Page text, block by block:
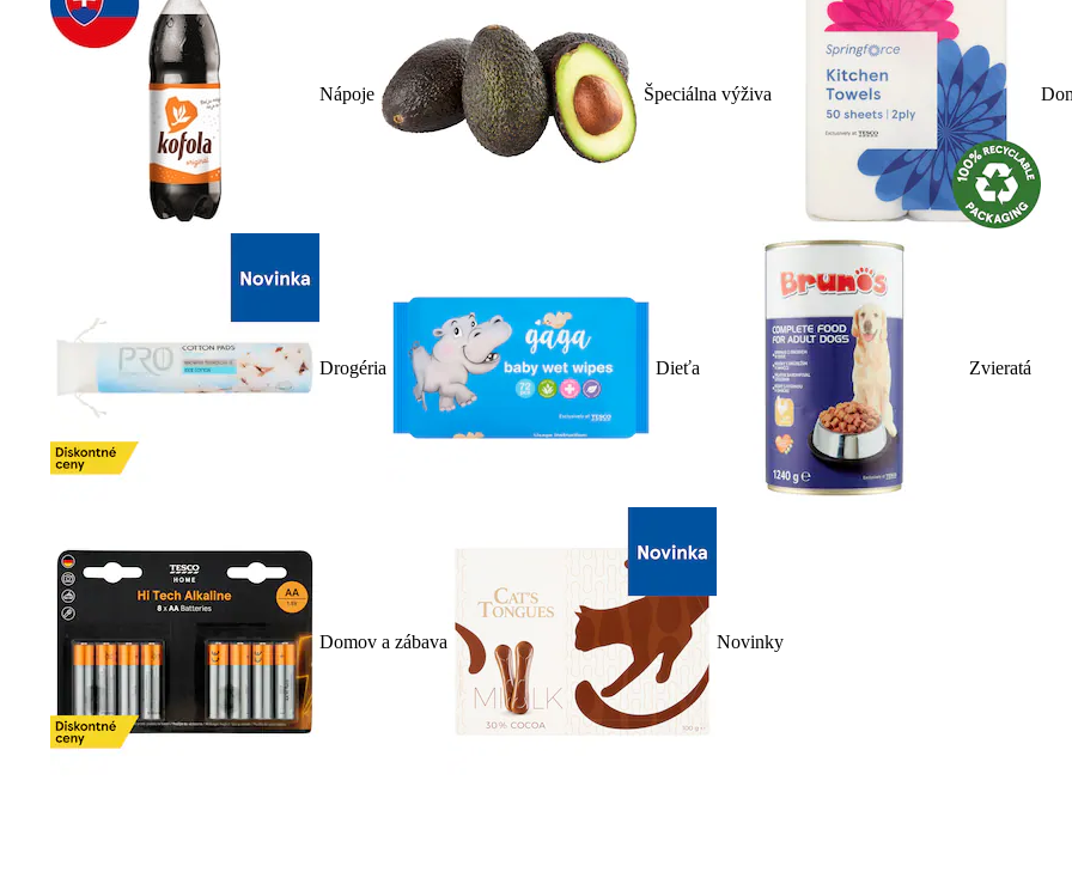
Nápoje Špeciálna výživa
Drogéria Dieťa Zvieratá
Domov a zábava Novinky